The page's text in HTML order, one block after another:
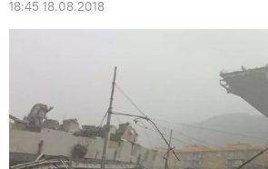
18:45 18.08.2018